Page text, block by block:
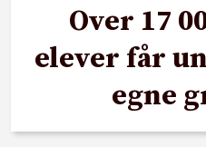
Over 17
elever får
egne